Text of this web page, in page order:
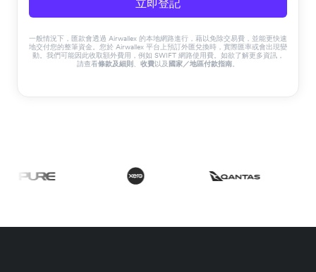
立即登記
一般情況下，匯款會透過 Airwallex 的本地網路進行，藉以免除交易費，並能更快速
地交付您的整筆資金。您於 Airwallex 平台上預訂外匯兌換時，實際匯率或會出現變
動。我們可能因此收取額外費用，例如 SWIFT 網路使用費。如欲了解更多資訊，
請查看條款及細則、 收費以及 國家／地區付款指南。